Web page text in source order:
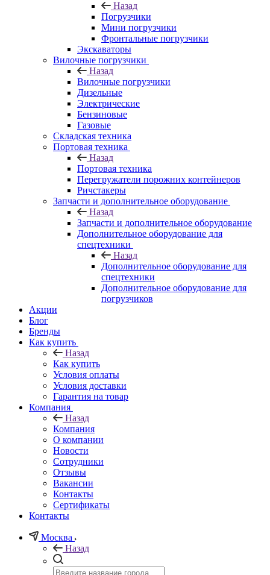
Назад
Погрузчики
Мини погрузчики
Фронтальные погрузчики
Экскаваторы
Вилочные погрузчики
Назад
Вилочные погрузчики
Дизельные
Электрические
Бензиновые
Газовые
Складская техника
Портовая техника
Назад
Портовая техника
Перегружатели порожних контейнеров
Ричстакеры
Запчасти и дополнительное оборудование
Назад
Запчасти и дополнительное оборудование
Дополнительное оборудование для
спецтехники
Назад
Дополнительное оборудование для
спецтехники
Дополнительное оборудование для
погрузчиков
Акции
Блог
Бренды
Как купить
Назад
Как купить
Условия оплаты
Условия доставки
Гарантия на товар
Компания
Назад
Компания
О компании
Новости
Сотрудники
Отзывы
Вакансии
Контакты
Сертификаты
Контакты
Москва
Назад